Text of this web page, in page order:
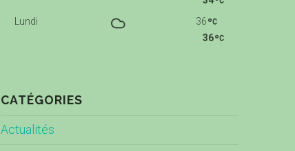
Lundi
36
36
CATÉGORIES
Actualités